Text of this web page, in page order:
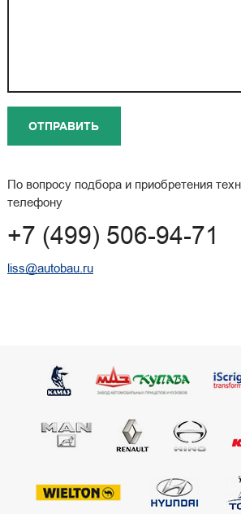
По вопросу подбора и приобретения
телефону
+7 (499) 506-94-71
liss@autobau.ru